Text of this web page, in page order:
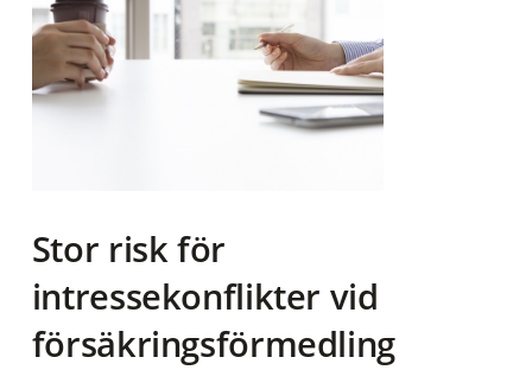
Stor risk för
intressekonflikter vid
försäkringsförmedling